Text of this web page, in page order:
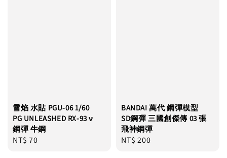
雪焰 水貼 PGU-06 1/60
PG UNLEASHED RX-93 ν
鋼彈 牛鋼
Regular
NT$ 70
BANDAI 萬代 鋼彈模型
SD鋼彈 三國創傑傳 03 張
飛神鋼彈
Regular
NT$ 200